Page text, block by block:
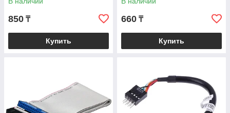
850 ₸
Купить
660 ₸
Купить